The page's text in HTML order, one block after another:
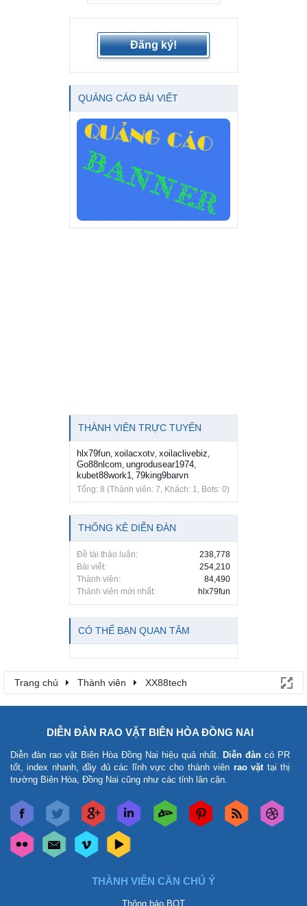
Đăng ký!
QUẢNG CÁO BÀI VIẾT
THÀNH VIÊN TRỰC TUYẾN
hlx79fun, xoilacxotv, xoilaclivebiz,
Go88nlcom, ungrodusear1974,
kubet88work1, 79king9barvn
Tổng: 8 (Thành viên: 7, Khách: 1, Bots: 0)
THỐNG KÊ DIỄN ĐÀN
Đề tài thảo luận:
238,778
Bài viết:
254,210
Thành viên:
84,490
Thành viên mới nhất:
hlx79fun
CÓ THỂ BẠN QUAN TÂM
Trang chủ Thành viên XX88tech
DIỄN ĐÀN RAO VẶT BIÊN HÒA ĐỒNG NAI
Diễn đàn rao vặt Biên Hòa Đồng Nai hiệu quả nhất. Diễn đàn có PR
tốt, index nhanh, đầy đủ các lĩnh vực cho thành viên rao vặttại thị
trường Biên Hòa, Đồng Nai cũng như các tỉnh lân cận.
THÀNH VIÊN CẦN CHÚ Ý
Thông báo BQT